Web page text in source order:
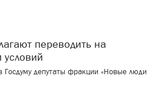
условий
Госдуму депутаты фракции «Новые люди